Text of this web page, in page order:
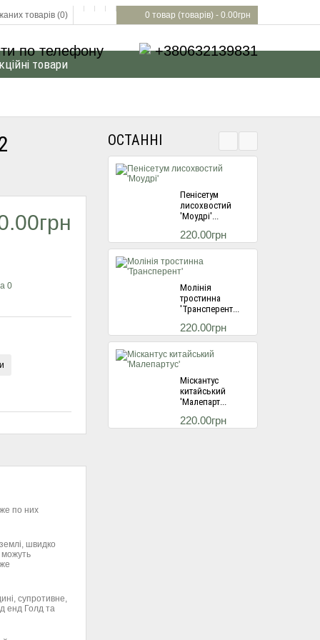
0 товар (товарів) - 0.00грн
товарів (0)
+380632139831
по телефону
товари
ОСТАННІ
Пенісетум
лисохвостий
'Моудрі'...
220.00грн
Молінія
тростинна
'Трансперент...
220.00грн
Міскантус
китайський
'Малепарт...
220.00грн
0
по них
швидко
можуть
супротивне,
енд Голд та